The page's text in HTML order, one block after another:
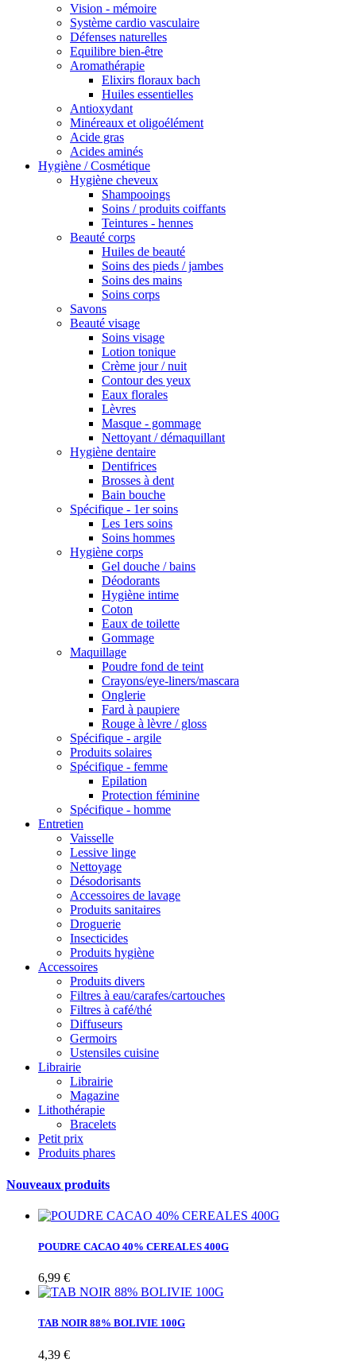
Vision - mémoire
Système cardio vasculaire
Défenses naturelles
Equilibre bien-être
Aromathérapie
Elixirs floraux bach
Huiles essentielles
Antioxydant
Minéreaux et oligoélément
Acide gras
Acides aminés
Hygiène / Cosmétique
Hygiène cheveux
Shampooings
Soins / produits coiffants
Teintures - hennes
Beauté corps
Huiles de beauté
Soins des pieds / jambes
Soins des mains
Soins corps
Savons
Beauté visage
Soins visage
Lotion tonique
Crème jour / nuit
Contour des yeux
Eaux florales
Lèvres
Masque - gommage
Nettoyant / démaquillant
Hygiène dentaire
Dentifrices
Brosses à dent
Bain bouche
Spécifique - 1er soins
Les 1ers soins
Soins hommes
Hygiène corps
Gel douche / bains
Déodorants
Hygiène intime
Coton
Eaux de toilette
Gommage
Maquillage
Poudre fond de teint
Crayons/eye-liners/mascara
Onglerie
Fard à paupiere
Rouge à lèvre / gloss
Spécifique - argile
Produits solaires
Spécifique - femme
Epilation
Protection féminine
Spécifique - homme
Entretien
Vaisselle
Lessive linge
Nettoyage
Désodorisants
Accessoires de lavage
Produits sanitaires
Droguerie
Insecticides
Produits hygiène
Accessoires
Produits divers
Filtres à eau/carafes/cartouches
Filtres à café/thé
Diffuseurs
Germoirs
Ustensiles cuisine
Librairie
Librairie
Magazine
Lithothérapie
Bracelets
Petit prix
Produits phares
Nouveaux produits
POUDRE CACAO 40% CEREALES 400G
6,99 €
TAB NOIR 88% BOLIVIE 100G
4,39 €